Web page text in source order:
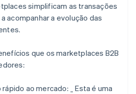
simplificam as transações
acompanhar a evolução das
que os marketplaces B2B
ao mercado: _
Esta é uma